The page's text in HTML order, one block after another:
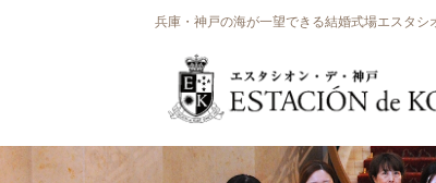
兵庫・神戸の海が一望できる結婚式場エスタシ